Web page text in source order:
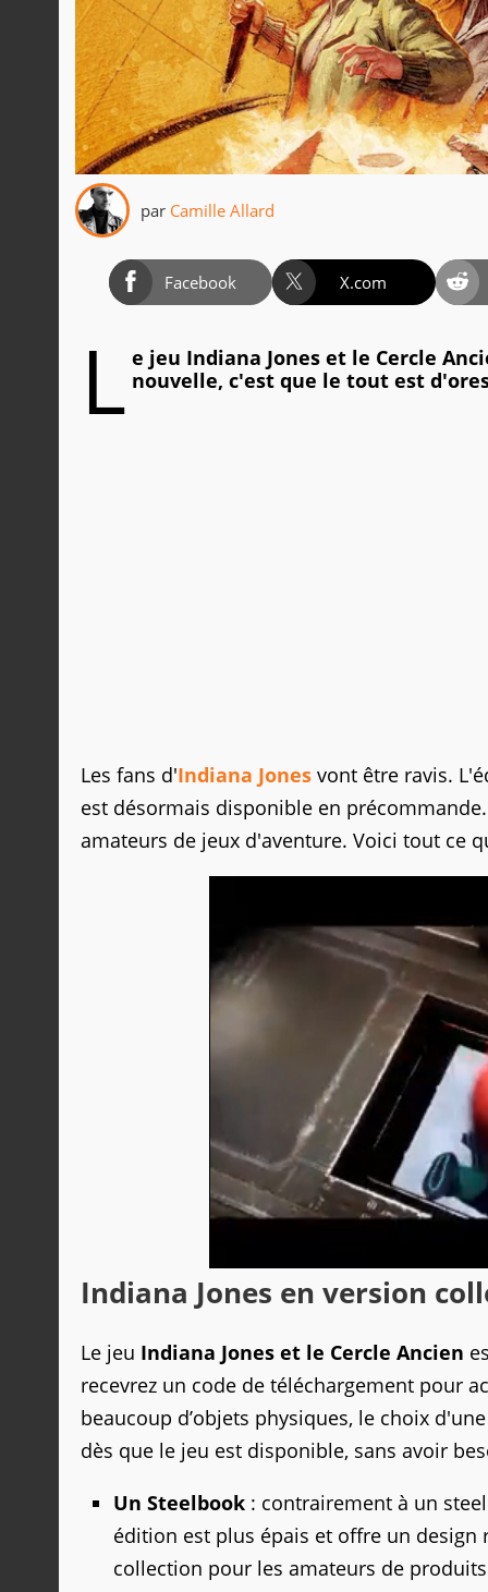
par Camille Allard
Facebook X.com
L e jeu Indiana Jones et le Cercle
nouvelle, c'est que le tout est
Les fans d'Indiana Jones vont être ravis.
est désormais disponible en
amateurs de jeux d'aventure. Voici tout ce
Indiana Jones en version
Le jeu Indiana Jones et le Cercle Ancien
recevrez un code de téléchargement pour
beaucoup d’objets physiques, le choix
dès que le jeu est disponible, sans avoir
Un Steelbook : contrairement à un
édition est plus épais et offre un
collection pour les amateurs de